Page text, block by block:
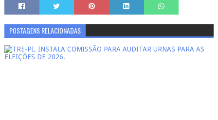
POSTAGENS RELACIONADAS